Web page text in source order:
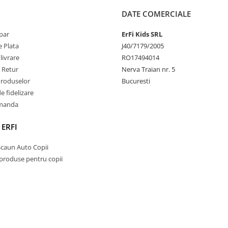
Plata
Retur
fidelizare
Auto Copii
pentru copii
DATE COMERCIALE
ErFi Kids SRL
J40/7179/2005
RO17494014
Nerva Traian nr. 5
Bucuresti